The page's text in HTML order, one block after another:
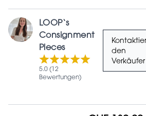
LOOP‘s
Consignment
Pieces
5.0 (12
Bewertungen)
den
Verkäufer